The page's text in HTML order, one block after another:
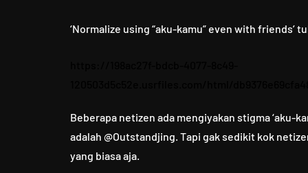
‘Normalize using “aku-kamu” even with friends’
Beberapa netizen ada mengiyakan stigma ‘aku-
adalah @Outstandjing. Tapi gak sedikit kok
yang biasa aja.